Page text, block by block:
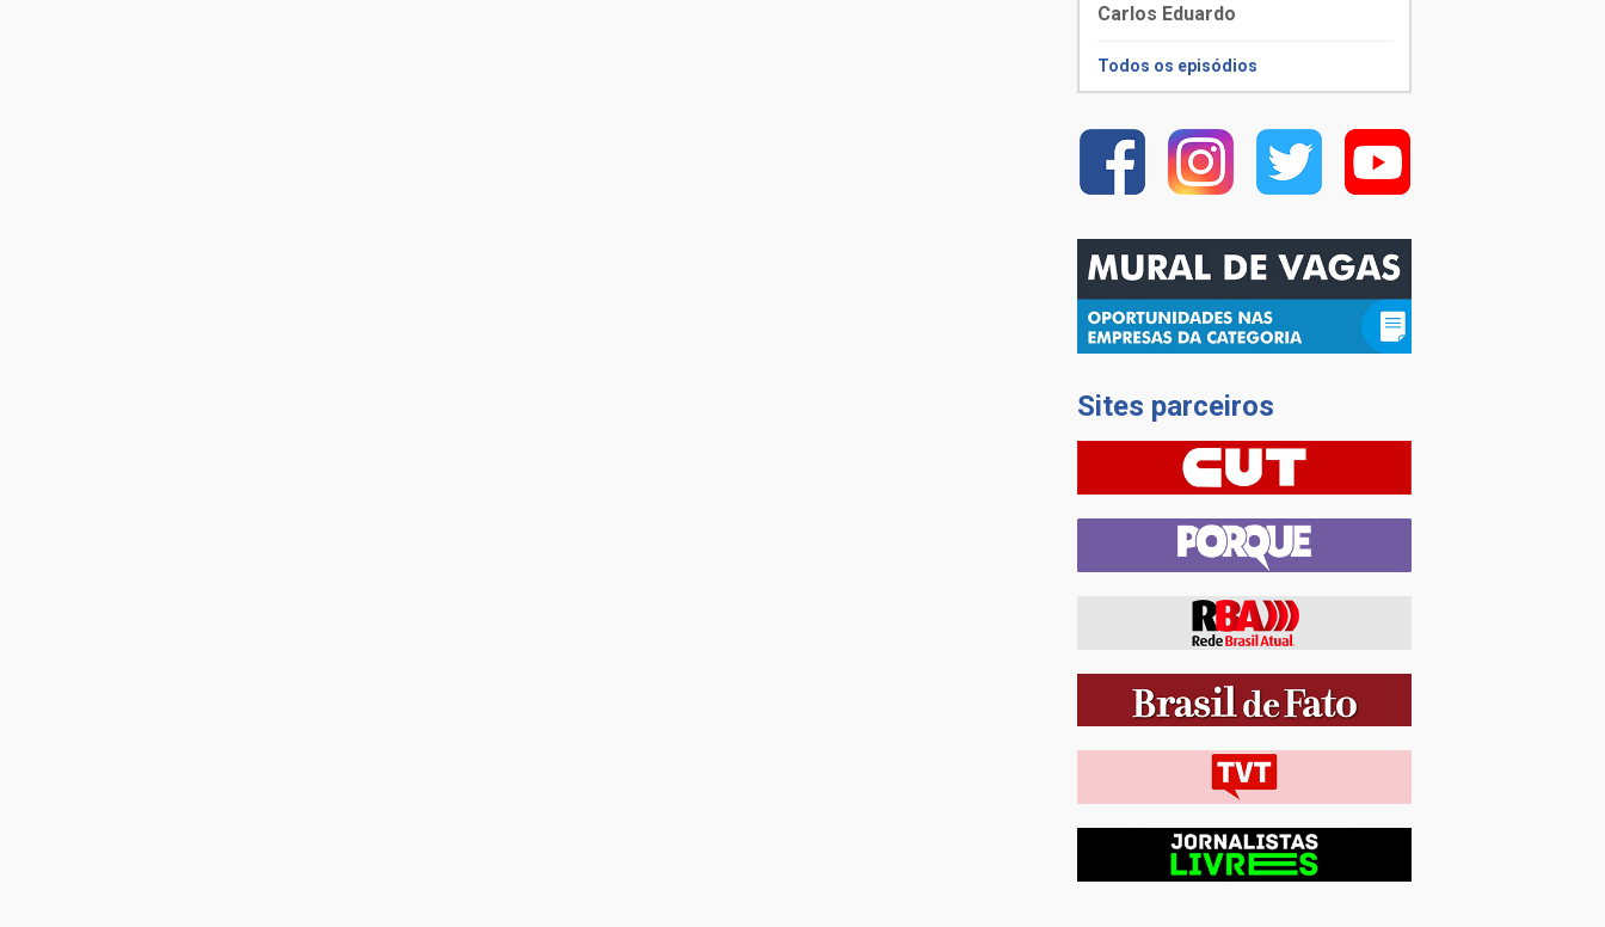
Carlos Eduardo
Todos os episódios
Sites parceiros